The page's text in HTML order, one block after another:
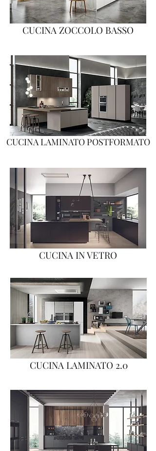
CUCINA ZOCCOLO BASSO
CUCINA LAMINATO POSTFORMATO
CUCINA IN VETRO
CUCINA LAMINATO 2.0